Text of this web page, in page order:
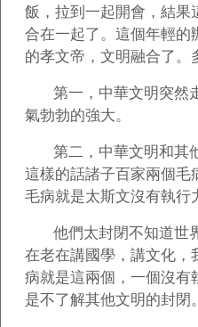
飯，拉到一起開會，結果
合在一起了。這個年輕的
的孝文帝，文明融合了。
第一，中華文明突然
氣勃勃的強大。
第二，中華文明和其
這樣的話諸子百家兩個毛
毛病就是太斯文沒有執行
他們太封閉不知道世
在老在講國學，講文化，
病就是這兩個，一個沒有
是不了解其他文明的封閉。